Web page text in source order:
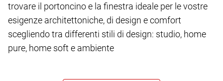
trovare il portoncino e la finestra ideale per le vostre
esigenze architettoniche, di design e comfort
scegliendo tra differenti stili di design: studio, home
pure, home soft e ambiente